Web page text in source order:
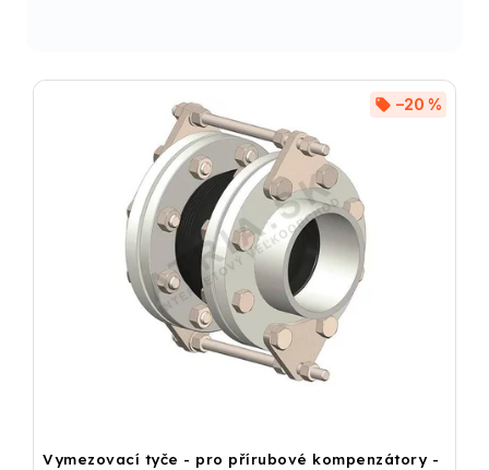
Vymezovací tyče - pro přírubové kompenzátory -
–20 %